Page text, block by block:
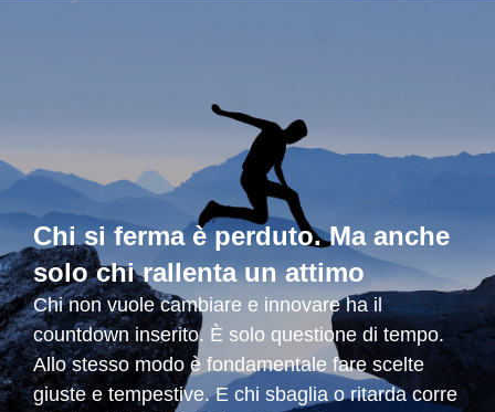
Chi si ferma è perduto. Ma anche
solo chi rallenta un attimo
Chi non vuole cambiare e innovare ha il
countdown inserito. È solo questione di tempo.
Allo stesso modo è fondamentale fare scelte
giuste e tempestive. E chi sbaglia o ritarda corre